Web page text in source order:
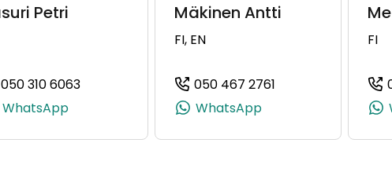
+358 50 430 7136)
Petri
050 310 6063
(+358503106063, 0503106063, +358 50 310 6063)
WhatsApp
Mäkinen Antti
FI, EN
050 467 2761
(+358504672761,
WhatsApp
FI